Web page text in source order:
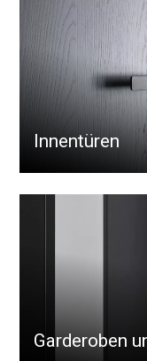
Innentüren
Garderoben